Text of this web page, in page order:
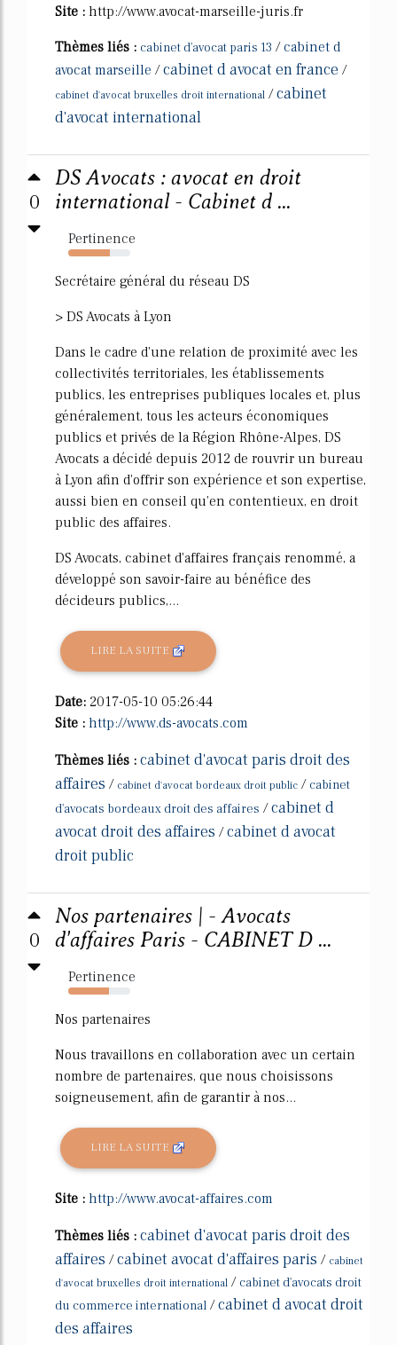
Site : http://www.avocat-marseille-juris.fr
Thèmes liés : cabinet d'avocat paris 13 /cabinet d
avocat marseille /cabinet d avocat en france /
cabinet d'avocat bruxelles droit international /cabinet
d'avocat international
0
DS Avocats : avocat en droit
international - Cabinet d ...
Pertinence
67%
Secrétaire général du réseau DS
> DS Avocats à Lyon
Dans le cadre d'une relation de proximité avec les
collectivités territoriales, les établissements
publics, les entreprises publiques locales et, plus
généralement, tous les acteurs économiques
publics et privés de la Région Rhône-Alpes, DS
Avocats a décidé depuis 2012 de rouvrir un bureau
à Lyon afin d'offrir son expérience et son expertise,
aussi bien en conseil qu'en contentieux, en droit
public des affaires.
DS Avocats, cabinet d'affaires français renommé, a
développé son savoir-faire au bénéfice des
décideurs publics,...
LIRE LA SUITE
Date: 2017-05-10 05:26:44
Site : http://www.ds-avocats.com
Thèmes liés : cabinet d'avocat paris droit des
affaires / cabinet d'avocat bordeaux droit public / cabinet
d'avocats bordeaux droit des affaires /cabinet d
avocat droit des affaires /cabinet d avocat
droit public
0
Nos partenaires | - Avocats
d'affaires Paris - CABINET D ...
Pertinence
66%
Nos partenaires
Nous travaillons en collaboration avec un certain
nombre de partenaires, que nous choisissons
soigneusement, afin de garantir à nos...
LIRE LA SUITE
Site : http://www.avocat-affaires.com
Thèmes liés : cabinet d'avocat paris droit des
affaires /cabinet avocat d'affaires paris / cabinet
d'avocat bruxelles droit international / cabinet d'avocats droit
du commerce international /cabinet d avocat droit
des affaires